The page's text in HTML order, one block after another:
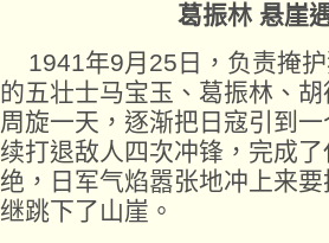
葛振林 悬崖
1941年9月25日，负责掩
的五壮士马宝玉、葛振林、
周旋一天，逐渐把日寇引到
续打退敌人四次冲锋，完成
绝，日军气焰嚣张地冲上来
继跳下了山崖。